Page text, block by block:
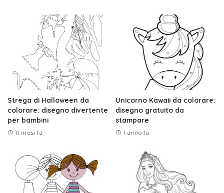
Strega di Halloween da
colorare: disegno divertente
per bambini
11 mesi fa
Unicorno Kawaii da colorare:
disegno gratuito da
stampare
1 anno fa